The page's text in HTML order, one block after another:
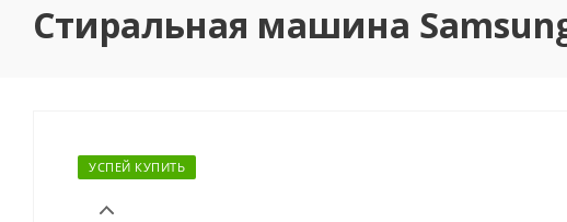
Стиральная машина
УСПЕЙ КУПИТЬ